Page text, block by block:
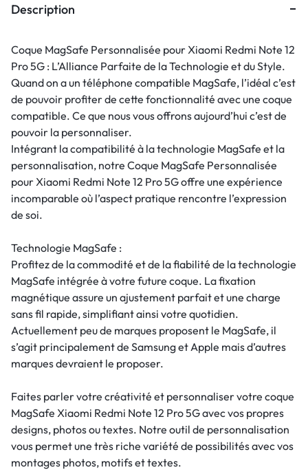
Description
Coque MagSafe Personnalisée pour Xiaomi Redmi Note 12
Pro 5G : L’Alliance Parfaite de la Technologie et du Style.
Quand on a un téléphone compatible MagSafe, l’idéal c’est
de pouvoir profiter de cette fonctionnalité avec une coque
compatible. Ce que nous vous offrons aujourd’hui c’est de
pouvoir la personnaliser.
Intégrant la compatibilité à la technologie MagSafe et la
personnalisation, notre Coque MagSafe Personnalisée
pour Xiaomi Redmi Note 12 Pro 5G offre une expérience
incomparable où l’aspect pratique rencontre l’expression
de soi.
Technologie MagSafe :
Profitez de la commodité et de la fiabilité de la technologie
MagSafe intégrée à votre future coque. La fixation
magnétique assure un ajustement parfait et une charge
sans fil rapide, simplifiant ainsi votre quotidien.
Actuellement peu de marques proposent le MagSafe, il
s’agit principalement de Samsung et Apple mais d’autres
marques devraient le proposer.
Faites parler votre créativité et personnaliser votre coque
MagSafe Xiaomi Redmi Note 12 Pro 5G avec vos propres
designs, photos ou textes. Notre outil de personnalisation
vous permet une très riche variété de possibilités avec vos
montages photos, motifs et textes.